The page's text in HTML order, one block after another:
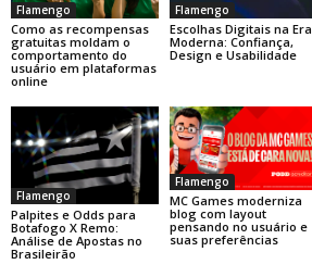
Flamengo
Como as recompensas
gratuitas moldam o
comportamento do
usuário em plataformas
online
Flamengo
Escolhas Digitais na Era
Moderna: Confiança,
Design e Usabilidade
Flamengo
Palpites e Odds para
Botafogo X Remo:
Análise de Apostas no
Brasileirão
Flamengo
MC Games moderniza
blog com layout
pensando no usuário e
suas preferências